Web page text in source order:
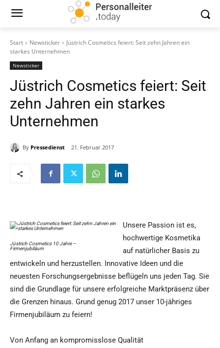
Start Newsticker
Jüstrich Cosmetics feiert: Seit zehn Jahren ein
starkes Unternehmen
Newsticker
Jüstrich Cosmetics feiert: Seit
zehn Jahren ein starkes
Unternehmen
By Pressedienst 21. Februar 2017
Jüstrich Cosmetics 10 Jahre –
Firmenjubiläum
Unsere Passion ist es,
hochwertige Kosmetika
auf natürlicher Basis zu
entwickeln und herzustellen. Innovative Ideen und die
neuesten Forschungsergebnisse beflügeln uns jeden Tag. Sie
sind die Grundlage für unsere erfolgreiche Marktpräsenz über
die Grenzen hinaus. Grund genug 2017 unser 10-jähriges
Firmenjubiläum zu feiern!
Von Anfang an kompromisslose Qualität